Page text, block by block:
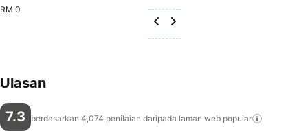
RM 0
Ulasan
7.3 berdasarkan 4,074 penilaian daripada laman web popular